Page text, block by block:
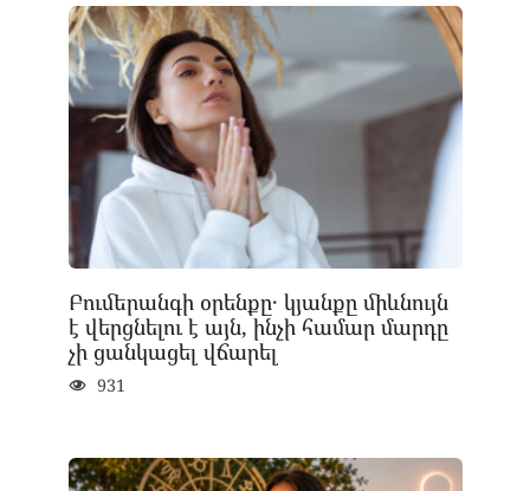
Բումերանգի օրենքը․ կյանքը միևնույն
է վերցնելու է այն, ինչի համար մարդը
չի ցանկացել վճարել
931